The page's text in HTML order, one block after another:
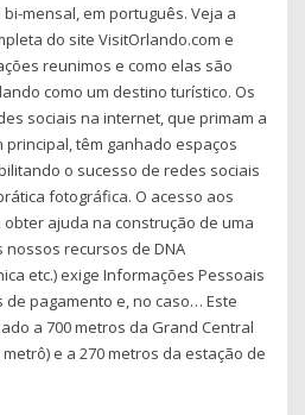
mensal, em português. Veja a
do site VisitOrlando.com e
reunimos e como elas são
como um destino turístico. Os
sociais na internet, que primam a
têm ganhado espaços
o sucesso de redes sociais
fotográfica. O acesso aos
ajuda na construção de uma
recursos de DNA
etc.) exige Informações Pessoais
pagamento e, no caso… Este
a 700 metros da Grand Central
e a 270 metros da estação de